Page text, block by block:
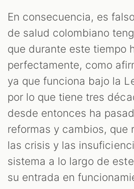
En consecuencia, es
de salud colombiano
que durante este tiempo
perfectamente, como
ya que funciona bajo la
por lo que tiene tres
desde entonces ha
reformas y cambios, que
las crisis y las
sistema a lo largo de
su entrada en